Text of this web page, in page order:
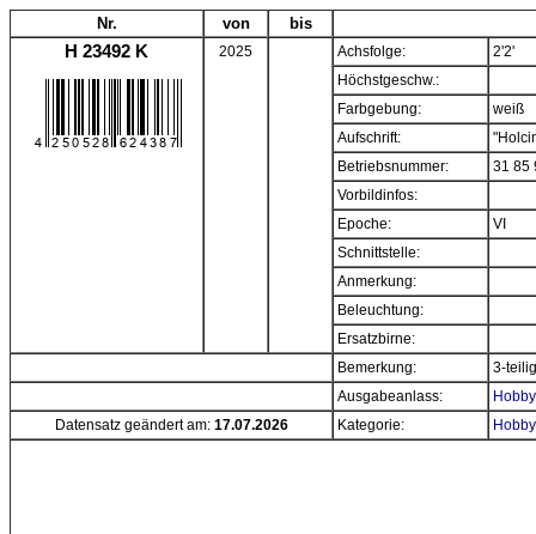
Nr. von bis
H 23492 K 2025 Achsfolge:
2'2'
Höchstgeschw.:
Farbgebung:
weiß
Aufschrift:
Betriebsnummer:
31 85
Vorbildinfos:
Epoche:
VI
Schnittstelle:
Anmerkung:
Beleuchtung:
Ersatzbirne:
Bemerkung:
3-
Ausgabeanlass:
Datensatz geändert am: 17.07.2026 Kategorie: